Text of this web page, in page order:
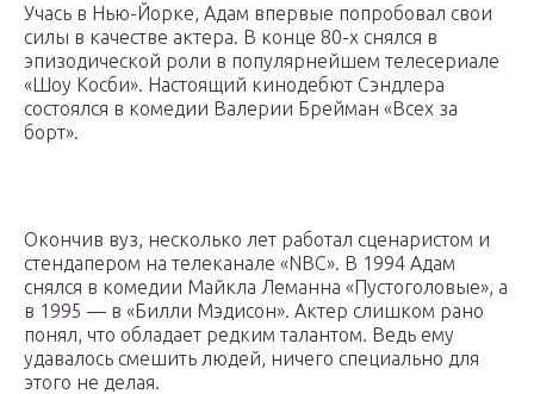
Учась в Нью-Йорке, Адам впервые попробовал свои
силы в качестве актера. В конце 80-х снялся в
эпизодической роли в популярнейшем телесериале
«Шоу Косби». Настоящий кинодебют Сэндлера
состоялся в комедии Валерии Брейман «Всех за
борт».
Окончив вуз, несколько лет работал сценаристом и
стендапером на телеканале «NBC». В 1994 Адам
снялся в комедии Майкла Леманна «Пустоголовые», а
в 1995 — в «Билли Мэдисон». Актер слишком рано
понял, что обладает редким талантом. Ведь ему
удавалось смешить людей, ничего специально для
этого не делая.